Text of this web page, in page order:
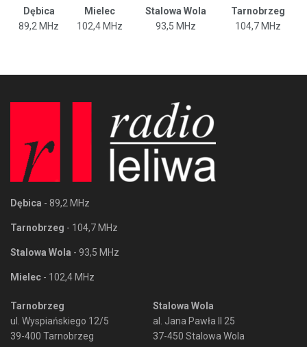
Dębica Mielec Stalowa Wola
Tarnobrzeg
89,2 MHz
102,4 MHz 93,5 MHz 104,7 MHz
Dębica - 89,2 MHz
Tarnobrzeg - 104,7 MHz
Stalowa Wola - 93,5 MHz
Mielec - 102,4 MHz
Tarnobrzeg
ul. Wyspiańskiego 12/5
39-400 Tarnobrzeg
Stalowa Wola
al. Jana Pawła II 25
37-450 Stalowa Wola